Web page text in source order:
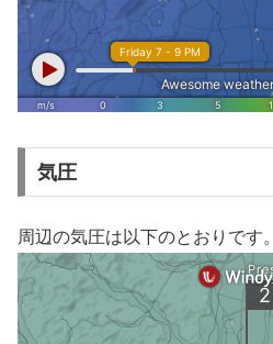
気圧
周辺の気圧は以下のとおりです。